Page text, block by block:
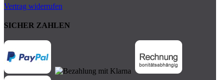
Vertrag widerrufen
SICHER ZAHLEN